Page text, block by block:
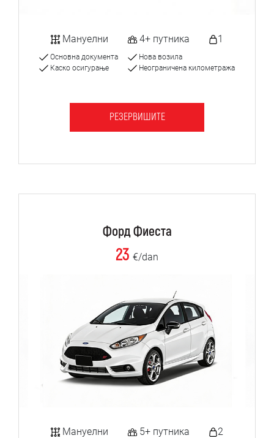
Мануелни 4+ путника 1
Основна документа
Каско осигурање
Нова возила
Неограничена километража
РЕЗЕРВИШИТЕ
Форд Фиеста
23 €/dan
Мануелни 5+ путника 2